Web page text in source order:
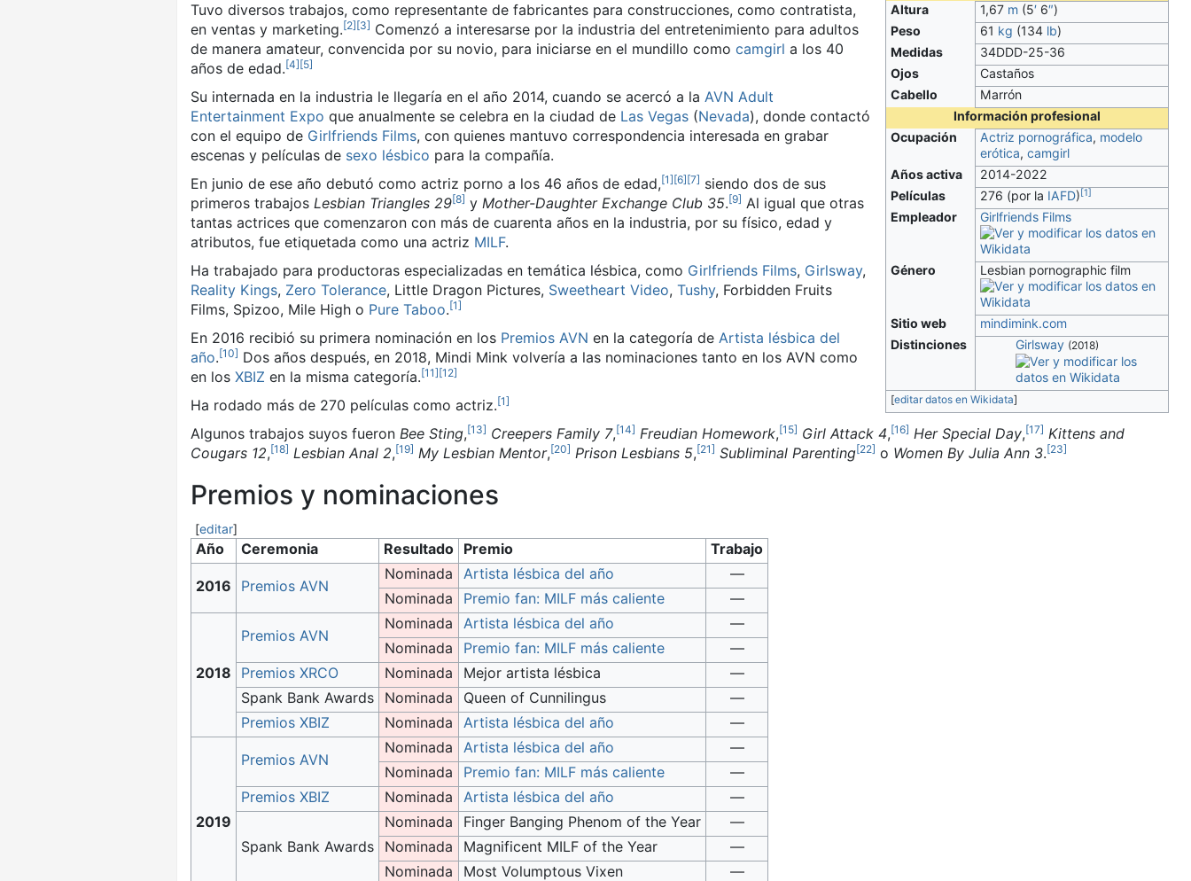
Altura
1,67 m (5′ 6″)
Peso
61 kg (134 lb)
Medidas
34DDD-25-36
Ojos
Castaños
Cabello
Marrón
Información profesional
Ocupación
Actriz pornográfica, modelo
erótica, camgirl
Años activa
2014-2022
Películas
276 (por la IAFD)[1]
Empleador Girlfriends Films
Género Lesbian pornographic film
Sitio web
mindimink.com
Distinciones
Girlsway (2018)
[editar datos en Wikidata]
Tuvo diversos trabajos, como representante de fabricantes para construcciones, como contratista,
en ventas y marketing.[2][3] ​ Comenzó a interesarse por la industria del entretenimiento para adultos
de manera amateur, convencida por su novio, para iniciarse en el mundillo como camgirl a los 40
años de edad.[4][5]
Su internada en la industria le llegaría en el año 2014, cuando se acercó a la AVN Adult
Entertainment Expo que anualmente se celebra en la ciudad de Las Vegas (Nevada), donde contactó
con el equipo de Girlfriends Films, con quienes mantuvo correspondencia interesada en grabar
escenas y películas de sexo lésbico para la compañía.
En junio de ese año debutó como actriz porno a los 46 años de edad,[1][6][7] ​ siendo dos de sus
primeros trabajos Lesbian Triangles 29[8] ​ y Mother-Daughter Exchange Club 35.[9] ​ Al igual que otras
tantas actrices que comenzaron con más de cuarenta años en la industria, por su físico, edad y
atributos, fue etiquetada como una actriz MILF.
Ha trabajado para productoras especializadas en temática lésbica, como Girlfriends Films, Girlsway,
Reality Kings, Zero Tolerance, Little Dragon Pictures, Sweetheart Video, Tushy, Forbidden Fruits
Films, Spizoo, Mile High o Pure Taboo.[1]
En 2016 recibió su primera nominación en los Premios AVN en la categoría de Artista lésbica del
año.[10] ​ Dos años después, en 2018, Mindi Mink volvería a las nominaciones tanto en los AVN como
en los XBIZ en la misma categoría.[11][12]
Ha rodado más de 270 películas como actriz.[1]
Algunos trabajos suyos fueron Bee Sting,[13] Creepers Family 7,[14] Freudian Homework,[15] Girl Attack 4,[16] Her Special Day,[17] Kittens and
Cougars 12,[18] Lesbian Anal 2,[19] My Lesbian Mentor,[20] Prison Lesbians 5,[21] Subliminal Parenting[22] ​ o Women By Julia Ann 3.[23]
Premios y nominaciones
[editar]
Año Ceremonia Resultado Premio Trabajo
2016 Premios AVN
Nominada Artista lésbica del año
—
Nominada
Premio fan: MILF más caliente —
2018
Premios AVN
Nominada Artista lésbica del año
—
Nominada
Premio fan: MILF más caliente
—
Premios XRCO
Nominada Mejor artista lésbica
—
Spank Bank Awards
Nominada Queen of Cunnilingus
—
Premios XBIZ
Nominada Artista lésbica del año —
2019
Premios AVN
Nominada Artista lésbica del año
—
Nominada
Premio fan: MILF más caliente
—
Premios XBIZ
Nominada Artista lésbica del año —
Spank Bank Awards
Nominada Finger Banging Phenom of the Year
—
Nominada
Magnificent MILF of the Year
—
Nominada
Most Volumptous Vixen
—